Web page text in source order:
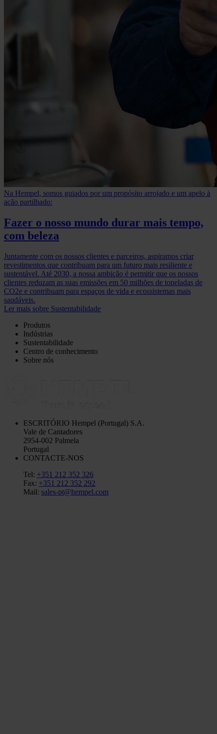
Na Hempel, somos guiados por um propósito arrojado e um apelo à
ação partilhado:
Fazer o nosso mundo durar mais tempo,
com beleza
Juntamente com os nossos clientes e parceiros, aspiramos criar
revestimentos que contribuam para um futuro mais resiliente e
sustentável. Até 2030, a nossa ambição é permitir que os nossos
clientes reduzam as suas emissões em 50 milhões de toneladas de
CO2e e contribuam para espaços de vida e ecossistemas mais
saudáveis.
Ler mais sobre Sustentabilidade
Produtos
Indústrias
Sustentabilidade
Centro de conhecimento
Sobre nós
ESCRITÓRIO Hempel (Portugal) S.A.
Vale de Cantadores
2954-002 Palmela
Portugal
CONTACTE-NOS
Tel: +351 212 352 326
Fax: +351 212 352 292
Mail: sales-pt@hempel.com